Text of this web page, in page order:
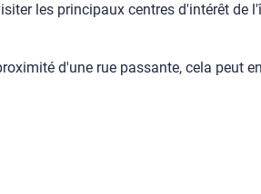
les principaux centres d'intérêt de
d'une rue passante, cela peut